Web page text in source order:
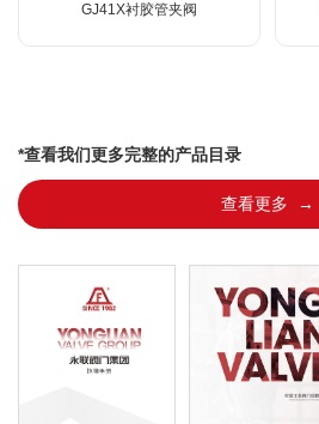
GJ41X衬胶管夹阀
*查看我们更多完整的产品目录
查看更多 →